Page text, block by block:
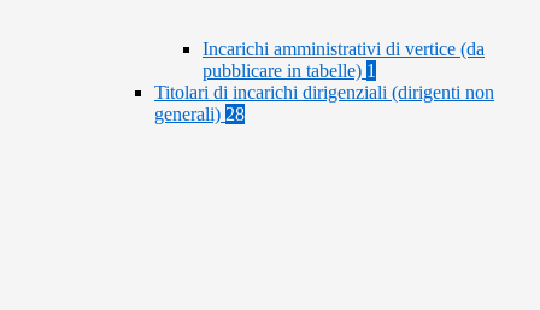
Incarichi amministrativi di vertice (da
pubblicare in tabelle) 1
Titolari di incarichi dirigenziali (dirigenti non
generali) 28